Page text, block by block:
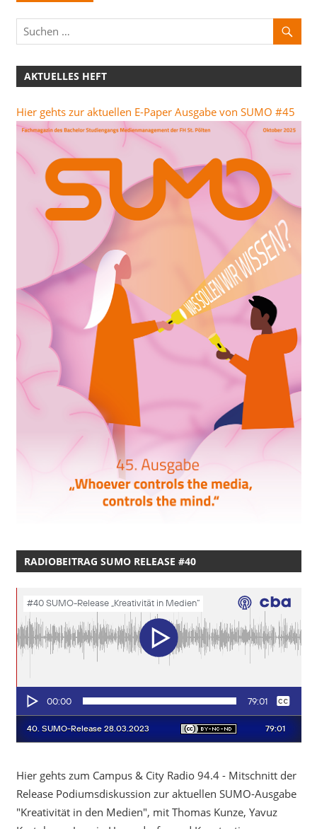
AKTUELLES HEFT
Hier gehts zur aktuellen E-Paper Ausgabe von SUMO #45
RADIOBEITRAG SUMO RELEASE #40
Hier gehts zum Campus & City Radio 94.4 - Mitschnitt der
Release Podiumsdiskussion zur aktuellen SUMO-Ausgabe
"Kreativität in den Medien", mit Thomas Kunze, Yavuz